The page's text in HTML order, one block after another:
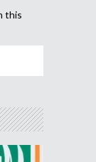
this